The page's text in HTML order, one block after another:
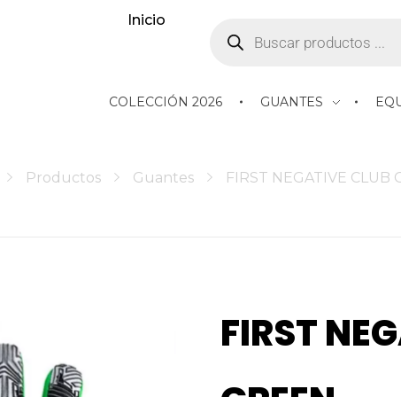
Inicio
COLECCIÓN 2026 GUANTES
Productos Guantes FIRST NEGATIVE CLUB
FIRST